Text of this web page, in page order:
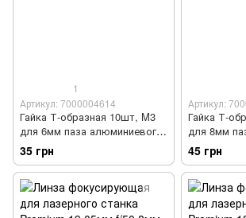
1
Артикул: 7000004614
Гайка Т-образная 10шт, M3
для 6мм паза алюминиевого
профиля 20 серии
35 грн
Артикул:
Гайка Т-
для 8мм
профиля 30
45 грн